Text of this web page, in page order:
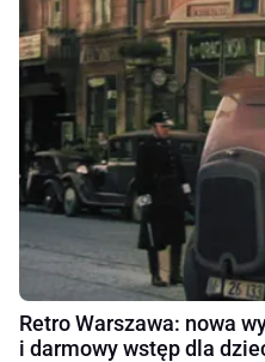
Retro Warszawa: nowa
i darmowy wstęp dla